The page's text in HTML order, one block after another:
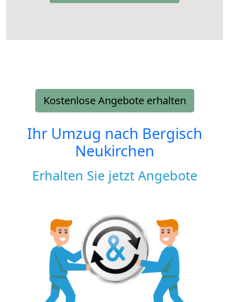
Kostenlose Angebote erhalten
Ihr Umzug nach Bergisch
Neukirchen
Erhalten Sie jetzt Angebote